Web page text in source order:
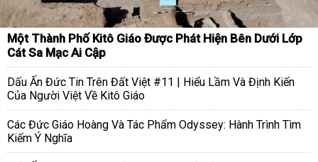
Một Thành Phố Kitô Giáo Được Phát Hiện Bên Dưới Lớp
Cát Sa Mạc Ai Cập
Dấu Ấn Đức Tin Trên Đất Việt #11 | Hiểu Lầm Và Định Kiến
Của Người Việt Về Kitô Giáo
Các Đức Giáo Hoàng Và Tác Phẩm Odyssey: Hành Trình Tìm
Kiếm Ý Nghĩa